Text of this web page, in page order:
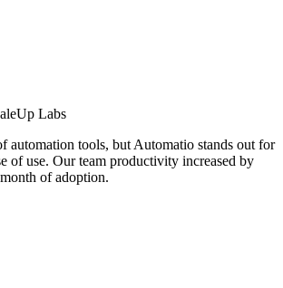
Labs
automation tools, but Automatio stands out for
of use. Our team productivity increased by
of adoption.